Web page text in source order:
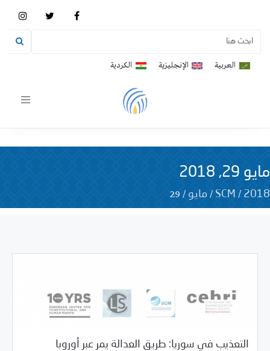
العربية الإنجليزية الكردية
Toggle
مايو 29, 2018
SCM / 2018
/ مايو /
29
التعذيب في سوريا: طريق العدالة يمر عبر أوروبا